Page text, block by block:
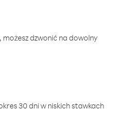
dzwonić na dowolny
30 dni w niskich stawkach